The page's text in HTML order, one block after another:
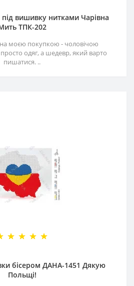
вишивку нитками Чарівна
ТПК-202
моєю покупкою - чоловічою
одяг, а шедевр, який варто
пишатися. ..
бісером ДАНА-1451 Дякую
Польщі!